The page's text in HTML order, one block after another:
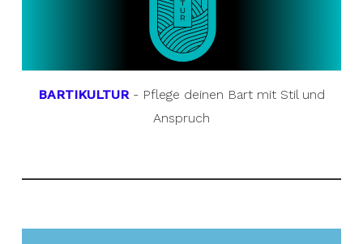
BARTIKULTUR- Pflege deinen Bart mit Stil und
Anspruch